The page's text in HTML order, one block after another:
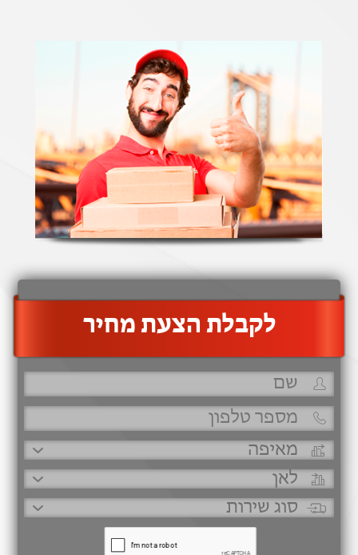
‫לקבלת הצעת מחיר